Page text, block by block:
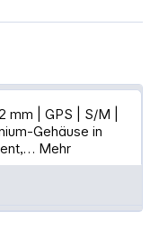
mm | GPS | S/M |
Gehäuse in
Mehr